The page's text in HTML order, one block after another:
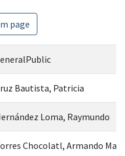
page
Bautista, Patricia
Loma, Raymundo
Chocolatl, Armando